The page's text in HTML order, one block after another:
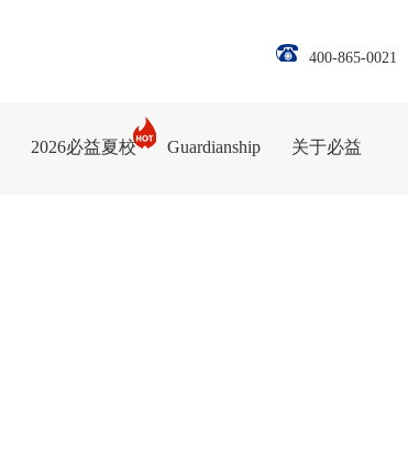
400-865-0021
2026必益夏校 Guardianship 关于必益